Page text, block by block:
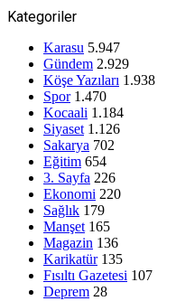
Kategoriler
Karasu 5.947
Gündem 2.929
Köşe Yazıları 1.938
Spor 1.470
Kocaali 1.184
Siyaset 1.126
Sakarya 702
Eğitim 654
3. Sayfa 226
Ekonomi 220
Sağlık 179
Manşet 165
Magazin 136
Karikatür 135
Fısıltı Gazetesi 107
Deprem 28